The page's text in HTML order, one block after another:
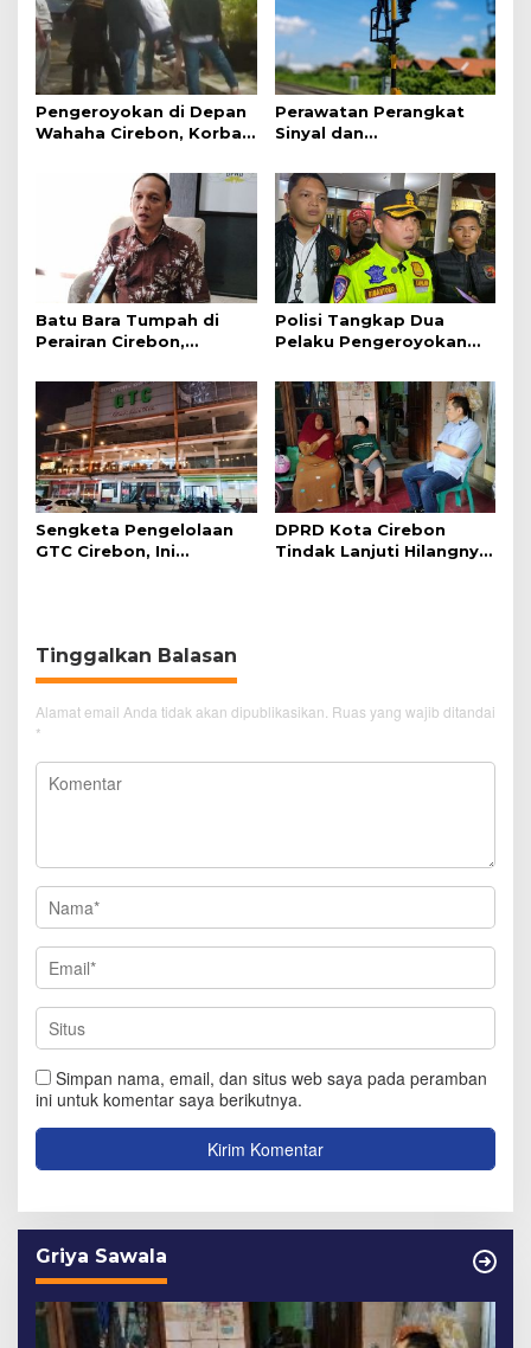
Pengeroyokan di Depan
Wahaha Cirebon, Korban
Perawatan Perangkat
Sinyal dan
Perjalanan Kereta Api
Batu Bara Tumpah di
Perairan Cirebon,
Hijau
Polisi Tangkap Dua
Pelaku Pengeroyokan
Sengketa Pengelolaan
GTC Cirebon, Ini
DPRD Kota Cirebon
Tindak Lanjuti Hilangnya
Tinggalkan Balasan
Alamat email Anda tidak akan dipublikasikan. Ruas yang wajib ditandai
*
Simpan nama, email, dan situs web saya pada peramban
ini untuk komentar saya berikutnya.
Griya Sawala